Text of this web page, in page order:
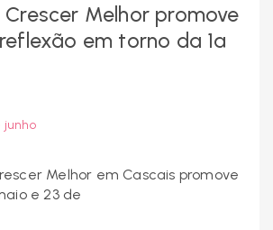
Melhor promove
em torno da 1ª
junho
Melhor em Cascais promove
e 23 de